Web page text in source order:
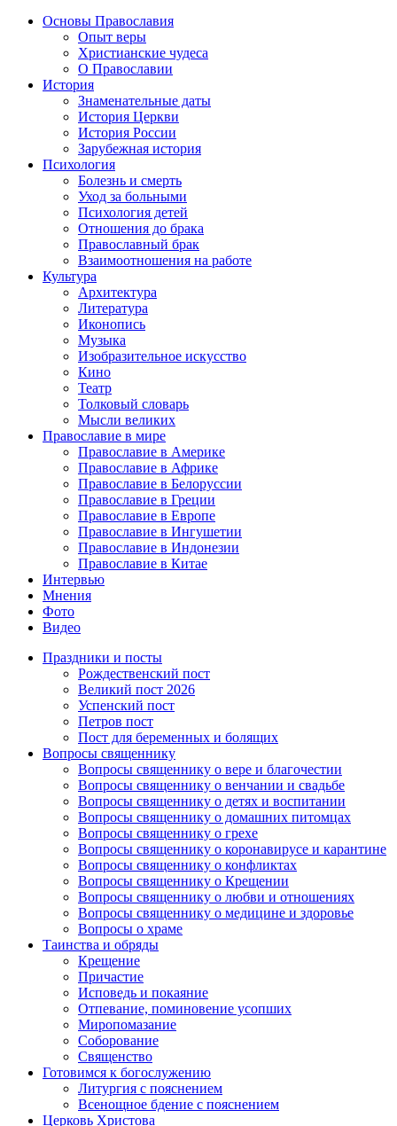
Основы Православия
Опыт веры
Христианские чудеса
О Православии
История
Знаменательные даты
История Церкви
История России
Зарубежная история
Психология
Болезнь и смерть
Уход за больными
Психология детей
Отношения до брака
Православный брак
Взаимоотношения на работе
Культура
Архитектура
Литература
Иконопись
Музыка
Изобразительное искусство
Кино
Театр
Толковый словарь
Мысли великих
Православие в мире
Православие в Америке
Православие в Африке
Православие в Белоруссии
Православие в Греции
Православие в Европе
Православие в Ингушетии
Православие в Индонезии
Православие в Китае
Интервью
Мнения
Фото
Видео
Праздники и посты
Рождественский пост
Великий пост 2026
Успенский пост
Петров пост
Пост для беременных и болящих
Вопросы священнику
Вопросы священнику о вере и благочестии
Вопросы священнику о венчании и свадьбе
Вопросы священнику о детях и воспитании
Вопросы священнику о домашних питомцах
Вопросы священнику о грехе
Вопросы священнику о коронавирусе и карантине
Вопросы священнику о конфликтах
Вопросы священнику о Крещении
Вопросы священнику о любви и отношениях
Вопросы священнику о медицине и здоровье
Вопросы о храме
Таинства и обряды
Крещение
Причастие
Исповедь и покаяние
Отпевание, поминовение усопших
Миропомазание
Соборование
Священство
Готовимся к богослужению
Литургия с пояснением
Всенощное бдение с пояснением
Церковь Христова